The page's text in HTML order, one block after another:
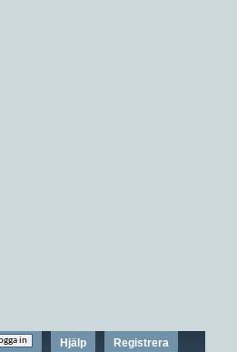
Registrera
Hjälp